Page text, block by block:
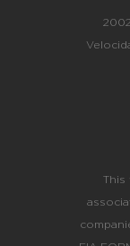
This